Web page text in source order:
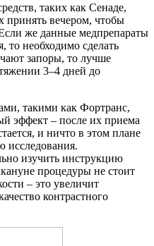
таких как Сенаде,
принять вечером, чтобы
же данные медпрепараты
то необходимо сделать
запоры, то лучше
3–4 дней до
такими как Фортранс,
эффект – после их приема
и ничто в этом плане
исследования.
изучить инструкцию
процедуры не стоит
– это увеличит
контрастного